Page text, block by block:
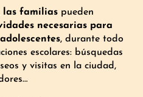
residentes de
las familias pueden
necesarias para
, durante todo
escolares: búsquedas
y visitas en la ciudad,